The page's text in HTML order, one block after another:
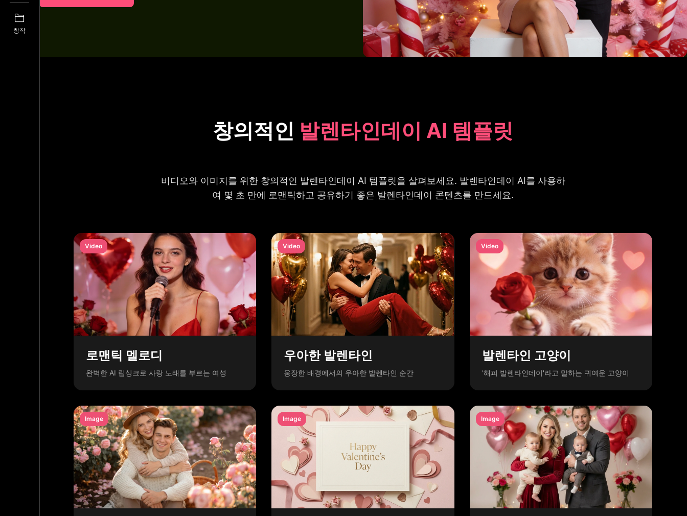
창작
창의적인 발렌타인데이 AI 템플릿
비디오와 이미지를 위한 창의적인 발렌타인데이 AI 템플릿을 살펴보세요. 발렌타인데이 AI를 사용하
여 몇 초 만에 로맨틱하고 공유하기 좋은 발렌타인데이 콘텐츠를 만드세요.
Video
로맨틱 멜로디
완벽한 AI 립싱크로 사랑 노래를 부르는 여성
Video
우아한 발렌타인
웅장한 배경에서의 우아한 발렌타인 순간
Video
발렌타인 고양이
'해피 발렌타인데이'라고 말하는 귀여운 고양이
Image Image Image